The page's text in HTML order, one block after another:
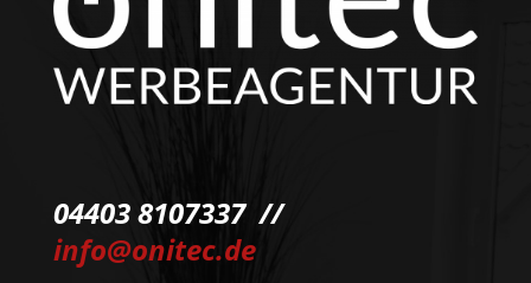
04403 8107337 //
info@onitec.de